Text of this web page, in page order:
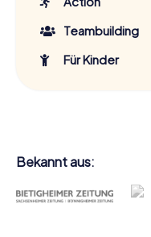
Teambuilding
Für Kinder
Bekannt aus: